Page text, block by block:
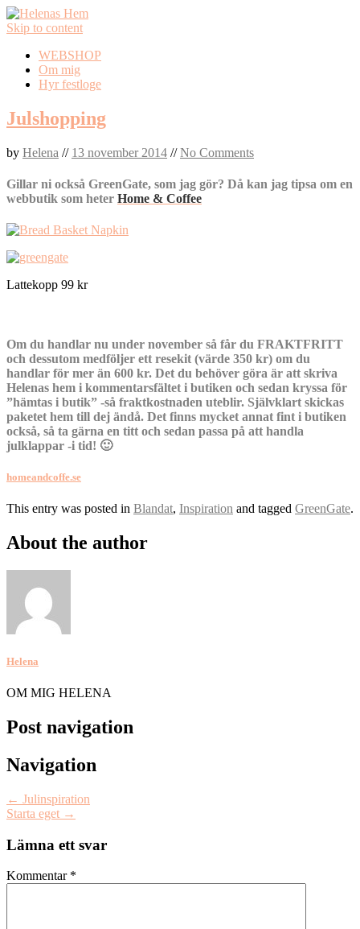
Skip to content
WEBSHOP
Om mig
Hyr festloge
Julshopping
by Helena // 13 november 2014 //No Comments
Gillar ni också GreenGate, som jag gör? Då kan jag tipsa om en
webbutik som heter Home & Coffee
Lattekopp 99 kr
Om du handlar nu under november så får du FRAKTFRITT
och dessutom medföljer ett resekit (värde 350 kr) om du
handlar för mer än 600 kr. Det du behöver göra är att skriva
Helenas hem i kommentarsfältet i butiken och sedan kryssa för
”hämtas i butik” -så fraktkostnaden uteblir. Självklart skickas
paketet hem till dej ändå. Det finns mycket annat fint i butiken
också, så ta gärna en titt och sedan passa på att handla
julklappar -i tid! 🙂
homeandcoffe.se
This entry was posted in Blandat, Inspiration and tagged GreenGate.
About the author
Helena
OM MIG HELENA
Post navigation
Navigation
← Julinspiration
Starta eget →
Lämna ett svar
Kommentar *